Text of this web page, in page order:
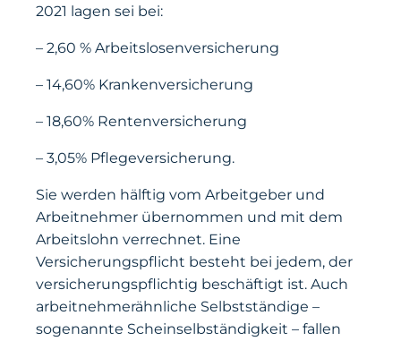
2021 lagen sei bei:
– 2,60 % Arbeitslosenversicherung
– 14,60% Krankenversicherung
– 18,60% Rentenversicherung
– 3,05% Pflegeversicherung.
Sie werden hälftig vom Arbeitgeber und
Arbeitnehmer übernommen und mit dem
Arbeitslohn verrechnet. Eine
Versicherungspflicht besteht bei jedem, der
versicherungspflichtig beschäftigt ist. Auch
arbeitnehmerähnliche Selbstständige –
sogenannte Scheinselbständigkeit – fallen